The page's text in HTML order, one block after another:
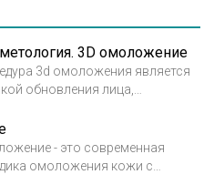
неуместными
обладателей.
3D омоложение
3d омоложения является
обновления лица,
вернуть коже здоровый
проблемной пигментации и
включает три
- это современная
омоложения кожи с